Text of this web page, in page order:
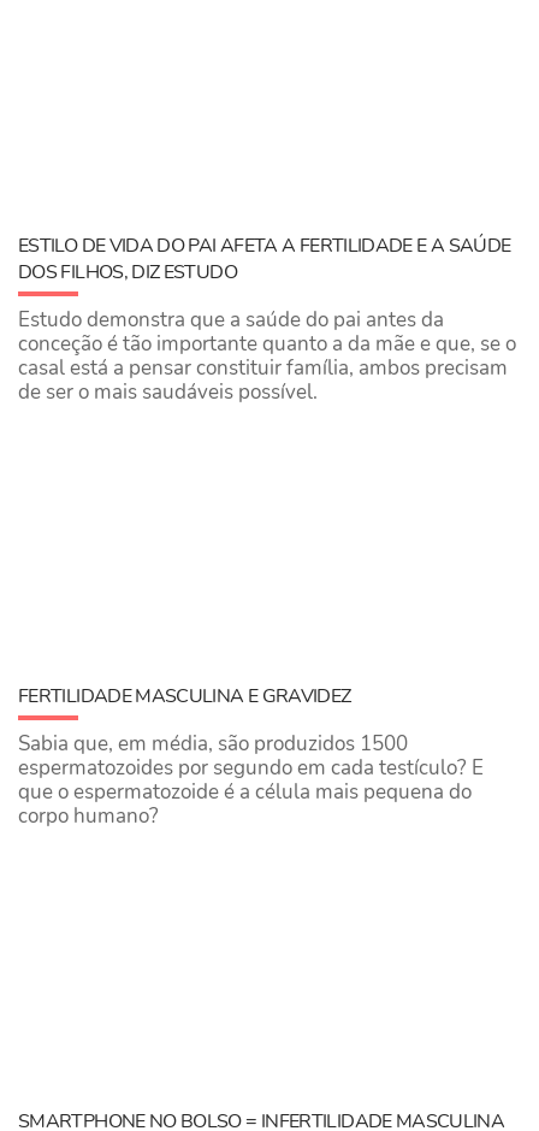
ESTILO DE VIDA DO PAI AFETA A FERTILIDADE E A SAÚDE
DOS FILHOS, DIZ ESTUDO
Estudo demonstra que a saúde do pai antes da
conceção é tão importante quanto a da mãe e que, se o
casal está a pensar constituir família, ambos precisam
de ser o mais saudáveis possível.
FERTILIDADE MASCULINA E GRAVIDEZ
Sabia que, em média, são produzidos 1500
espermatozoides por segundo em cada testículo? E
que o espermatozoide é a célula mais pequena do
corpo humano?
SMARTPHONE NO BOLSO = INFERTILIDADE MASCULINA